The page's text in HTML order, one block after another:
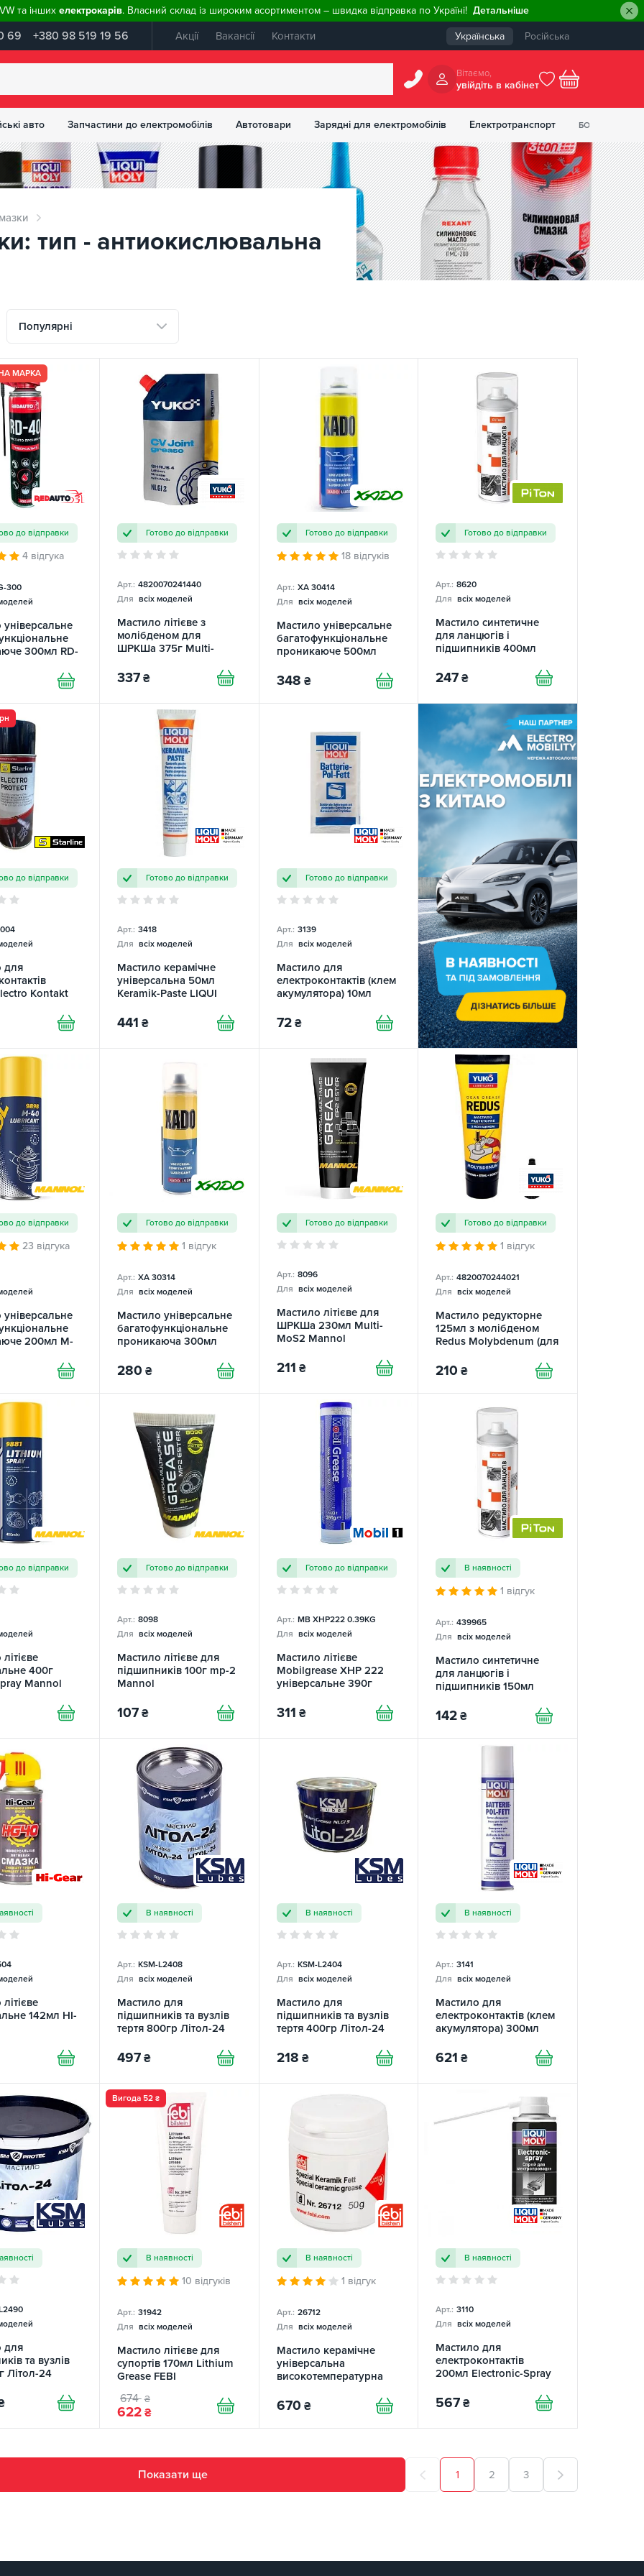
та інших електрокарів. Власний склад із широким асортиментом – швидка відправка по Україні! Детальніше
69 +380 98 519 19 56 Акції Вакансії Контакти Українська Російська
Вiтаємо,
увiйдiть в кабiнет
БОНУСІВ
авто Запчастини до електромобілів Автотовари Зарядні для електромобілів Електротранспорт
тип - антиокислювальна
Популярні
МАРКА
до відправки
4 відгука
300
300мл RD-
Готово до відправки
Арт.: 4820070241440
Для всіх моделей
Мастило літієве з
молібденом для
ШРКШа 375г Multi-
337 ₴
Готово до відправки
18 відгуків
Арт.: XA 30414
Для всіх моделей
Мастило універсальне
багатофункціональне
проникаюче 500мл
348 ₴
Готово до відправки
Арт.: 8620
Для всіх моделей
Мастило синтетичне
для ланцюгів і
підшипників 400мл
247 ₴
до відправки
для
Kontakt
Готово до відправки
Арт.: 3418
Для всіх моделей
Мастило керамічне
універсальна 50мл
Keramik-Paste LIQUI
441 ₴
Готово до відправки
Арт.: 3139
Для всіх моделей
Мастило для
електроконтактів (клем
акумулятора) 10мл
MOLY
72 ₴
до відправки
23 відгука
200мл M-
Готово до відправки
1 відгук
Арт.: XA 30314
Для всіх моделей
Мастило універсальне
багатофункціональне
проникаюча 300мл
280 ₴
Готово до відправки
Арт.: 8096
Для всіх моделей
Мастило літієве для
ШРКШа 230мл Multi-
MoS2 Mannol
211 ₴
Готово до відправки
1 відгук
Арт.: 4820070244021
Для всіх моделей
Мастило редукторне
125мл з молібденом
Redus Molybdenum (для
210 ₴
до відправки
400г
Mannol
Готово до відправки
Арт.: 8098
Для всіх моделей
Мастило літієве для
підшипників 100г mp-2
Mannol
107 ₴
Готово до відправки
Арт.: MB XHP222 0.39KG
Для всіх моделей
Мастило літієве
Mobilgrease XHP 222
універсальне 390г
311 ₴
В наявності
1 відгук
Арт.: 439965
Для всіх моделей
Мастило синтетичне
для ланцюгів і
підшипників 150мл
142 ₴
142мл HI-
В наявності
Арт.: KSM-L2408
Для всіх моделей
Мастило для
підшипників та вузлів
тертя 800гр Літол-24
497 ₴
В наявності
Арт.: KSM-L2404
Для всіх моделей
Мастило для
підшипників та вузлів
тертя 400гр Літол-24
218 ₴
В наявності
Арт.: 3141
Для всіх моделей
Мастило для
електроконтактів (клем
акумулятора) 300мл
MOLY
621 ₴
для
та вузлів
Літол-24
Вигода 52 ₴
В наявності
10 відгуків
Арт.: 31942
Для всіх моделей
Мастило літієве для
супортів 170мл Lithium
Grease FEBI
674 ₴
622 ₴
В наявності
1 відгук
Арт.: 26712
Для всіх моделей
Мастило керамічне
універсальна
високотемпературна
670 ₴
В наявності
Арт.: 3110
Для всіх моделей
Мастило для
електроконтактів
200мл Electronic-Spray
567 ₴
Показати ще 1 2 3